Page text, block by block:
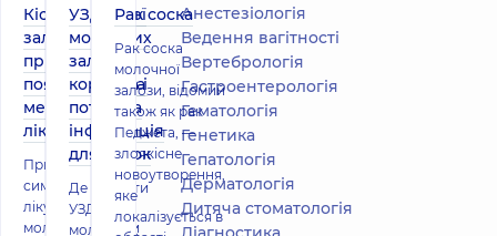
Кіста молочної
залози –
причини
появи, види та
методи
лікування
Причини,
симптоми і
лікування кісти
молочної залози
УЗД
молочних
залоз:
корисна і
потрібна
інформація
для жінок
Де зробити
УЗД
молочних
Рак соска
Рак соска
молочної
залози, відомий
також як рак
Педжета, —
злоякісне
новоутворення,
яке
локалізується в
Анестезіологія
Ведення вагітності
Вертебрологія
Гастроентерологія
Гематологія
Генетика
Гепатологія
Дерматологія
Дитяча стоматологія